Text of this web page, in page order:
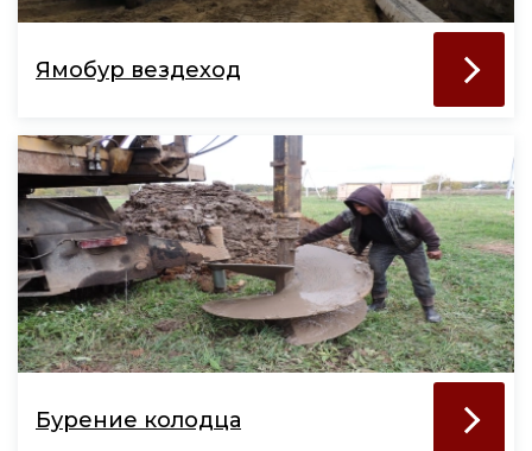
Ямобур вездеход
Бурение колодца